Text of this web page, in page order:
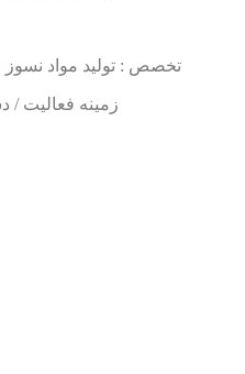
تخصص : تولید مواد نسوز
زمینه فعالیت /